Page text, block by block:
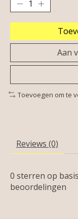
Aan
Toevoegen om te
Reviews (0)
0 sterren op
beoordelingen